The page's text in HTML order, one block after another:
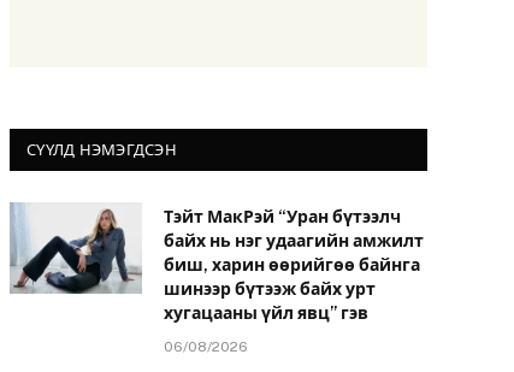
СҮҮЛД НЭМЭГДСЭН
Тэйт МакРэй “Уран бүтээлч
байх нь нэг удаагийн амжилт
биш, харин өөрийгөө байнга
шинээр бүтээж байх урт
хугацааны үйл явц” гэв
06/08/2026